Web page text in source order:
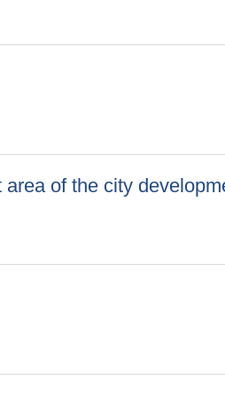
of ​​the city
development budget).